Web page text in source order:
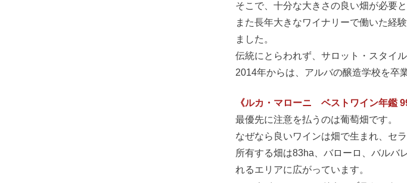
そこで、十分な大きさの良い畑が必要
また長年大きなワイナリーで働いた経
ました。
伝統にとらわれず、サロット・スタイ
2014年からは、アルバの醸造学校を卒
《ルカ・マローニ ベストワイン年鑑
最優先に注意を払うのは葡萄畑です。
なぜなら良いワインは畑で生まれ、セ
所有する畑は83ha、バローロ、バルバ
れるエリアに広がっています。